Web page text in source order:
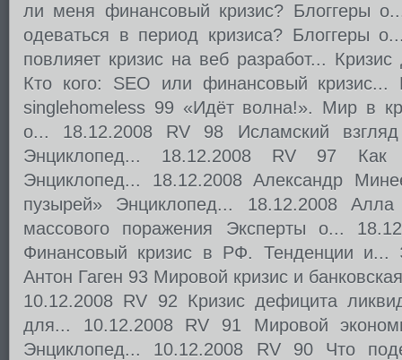
ли меня финансовый кризис? Блоггеры
одеваться в период кризиса? Блоггеры
повлияет кризис на веб разработ...
Кто кого: SEO или финансовый кризис...
singlehomeless 99 «Идёт волна!». Мир в
о... 18.12.2008 RV 98 Исламский
Энциклопед... 18.12.2008 RV 97 Как
Энциклопед... 18.12.2008 Александр
пузырей» Энциклопед... 18.12.2008
массового поражения Эксперты о...
Финансовый кризис в РФ. Тенденции и...
Антон Гаген 93 Мировой кризис и
10.12.2008 RV 92 Кризис дефицита
для... 10.12.2008 RV 91 Мировой
Энциклопед... 10.12.2008 RV 90 Что